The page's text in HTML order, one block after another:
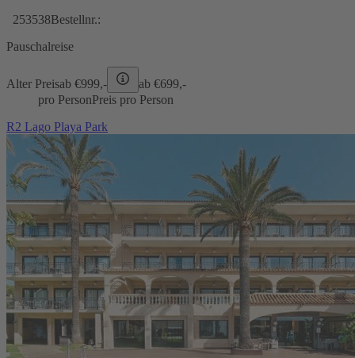
253538Bestellnr.:
Pauschalreise
Alter Preisab €999,- ab €699,-
pro PersonPreis pro Person
R2 Lago Playa Park